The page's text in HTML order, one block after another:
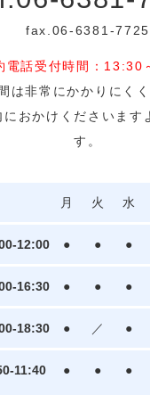
fax.06-6381-7725
電話受付時間：13:30
は非常にかかりにく
おかけくださいます
す。
月 火 水
12:00 ● ● ●
16:30 ● ● ●
18:30 ● ／ ●
11:40 ● ● ●